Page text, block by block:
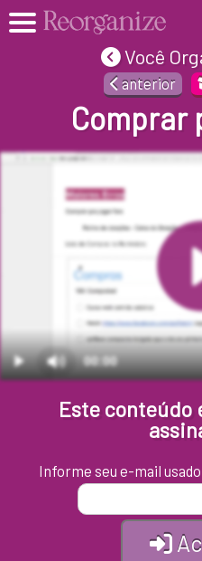
Você
anterior
Comprar
Este conteúdo
Informe seu e-mail